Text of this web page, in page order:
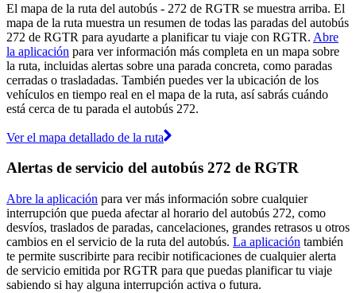
El mapa de la ruta del autobús - 272 de RGTR se muestra arriba. El
mapa de la ruta muestra un resumen de todas las paradas del autobús
272 de RGTR para ayudarte a planificar tu viaje con RGTR. Abre
la aplicación para ver información más completa en un mapa sobre
la ruta, incluidas alertas sobre una parada concreta, como paradas
cerradas o trasladadas. También puedes ver la ubicación de los
vehículos en tiempo real en el mapa de la ruta, así sabrás cuándo
está cerca de tu parada el autobús 272.
Ver el mapa detallado de la ruta
Alertas de servicio del autobús 272 de RGTR
Abre la aplicación para ver más información sobre cualquier
interrupción que pueda afectar al horario del autobús 272, como
desvíos, traslados de paradas, cancelaciones, grandes retrasos u otros
cambios en el servicio de la ruta del autobús. La aplicación también
te permite suscribirte para recibir notificaciones de cualquier alerta
de servicio emitida por RGTR para que puedas planificar tu viaje
sabiendo si hay alguna interrupción activa o futura.